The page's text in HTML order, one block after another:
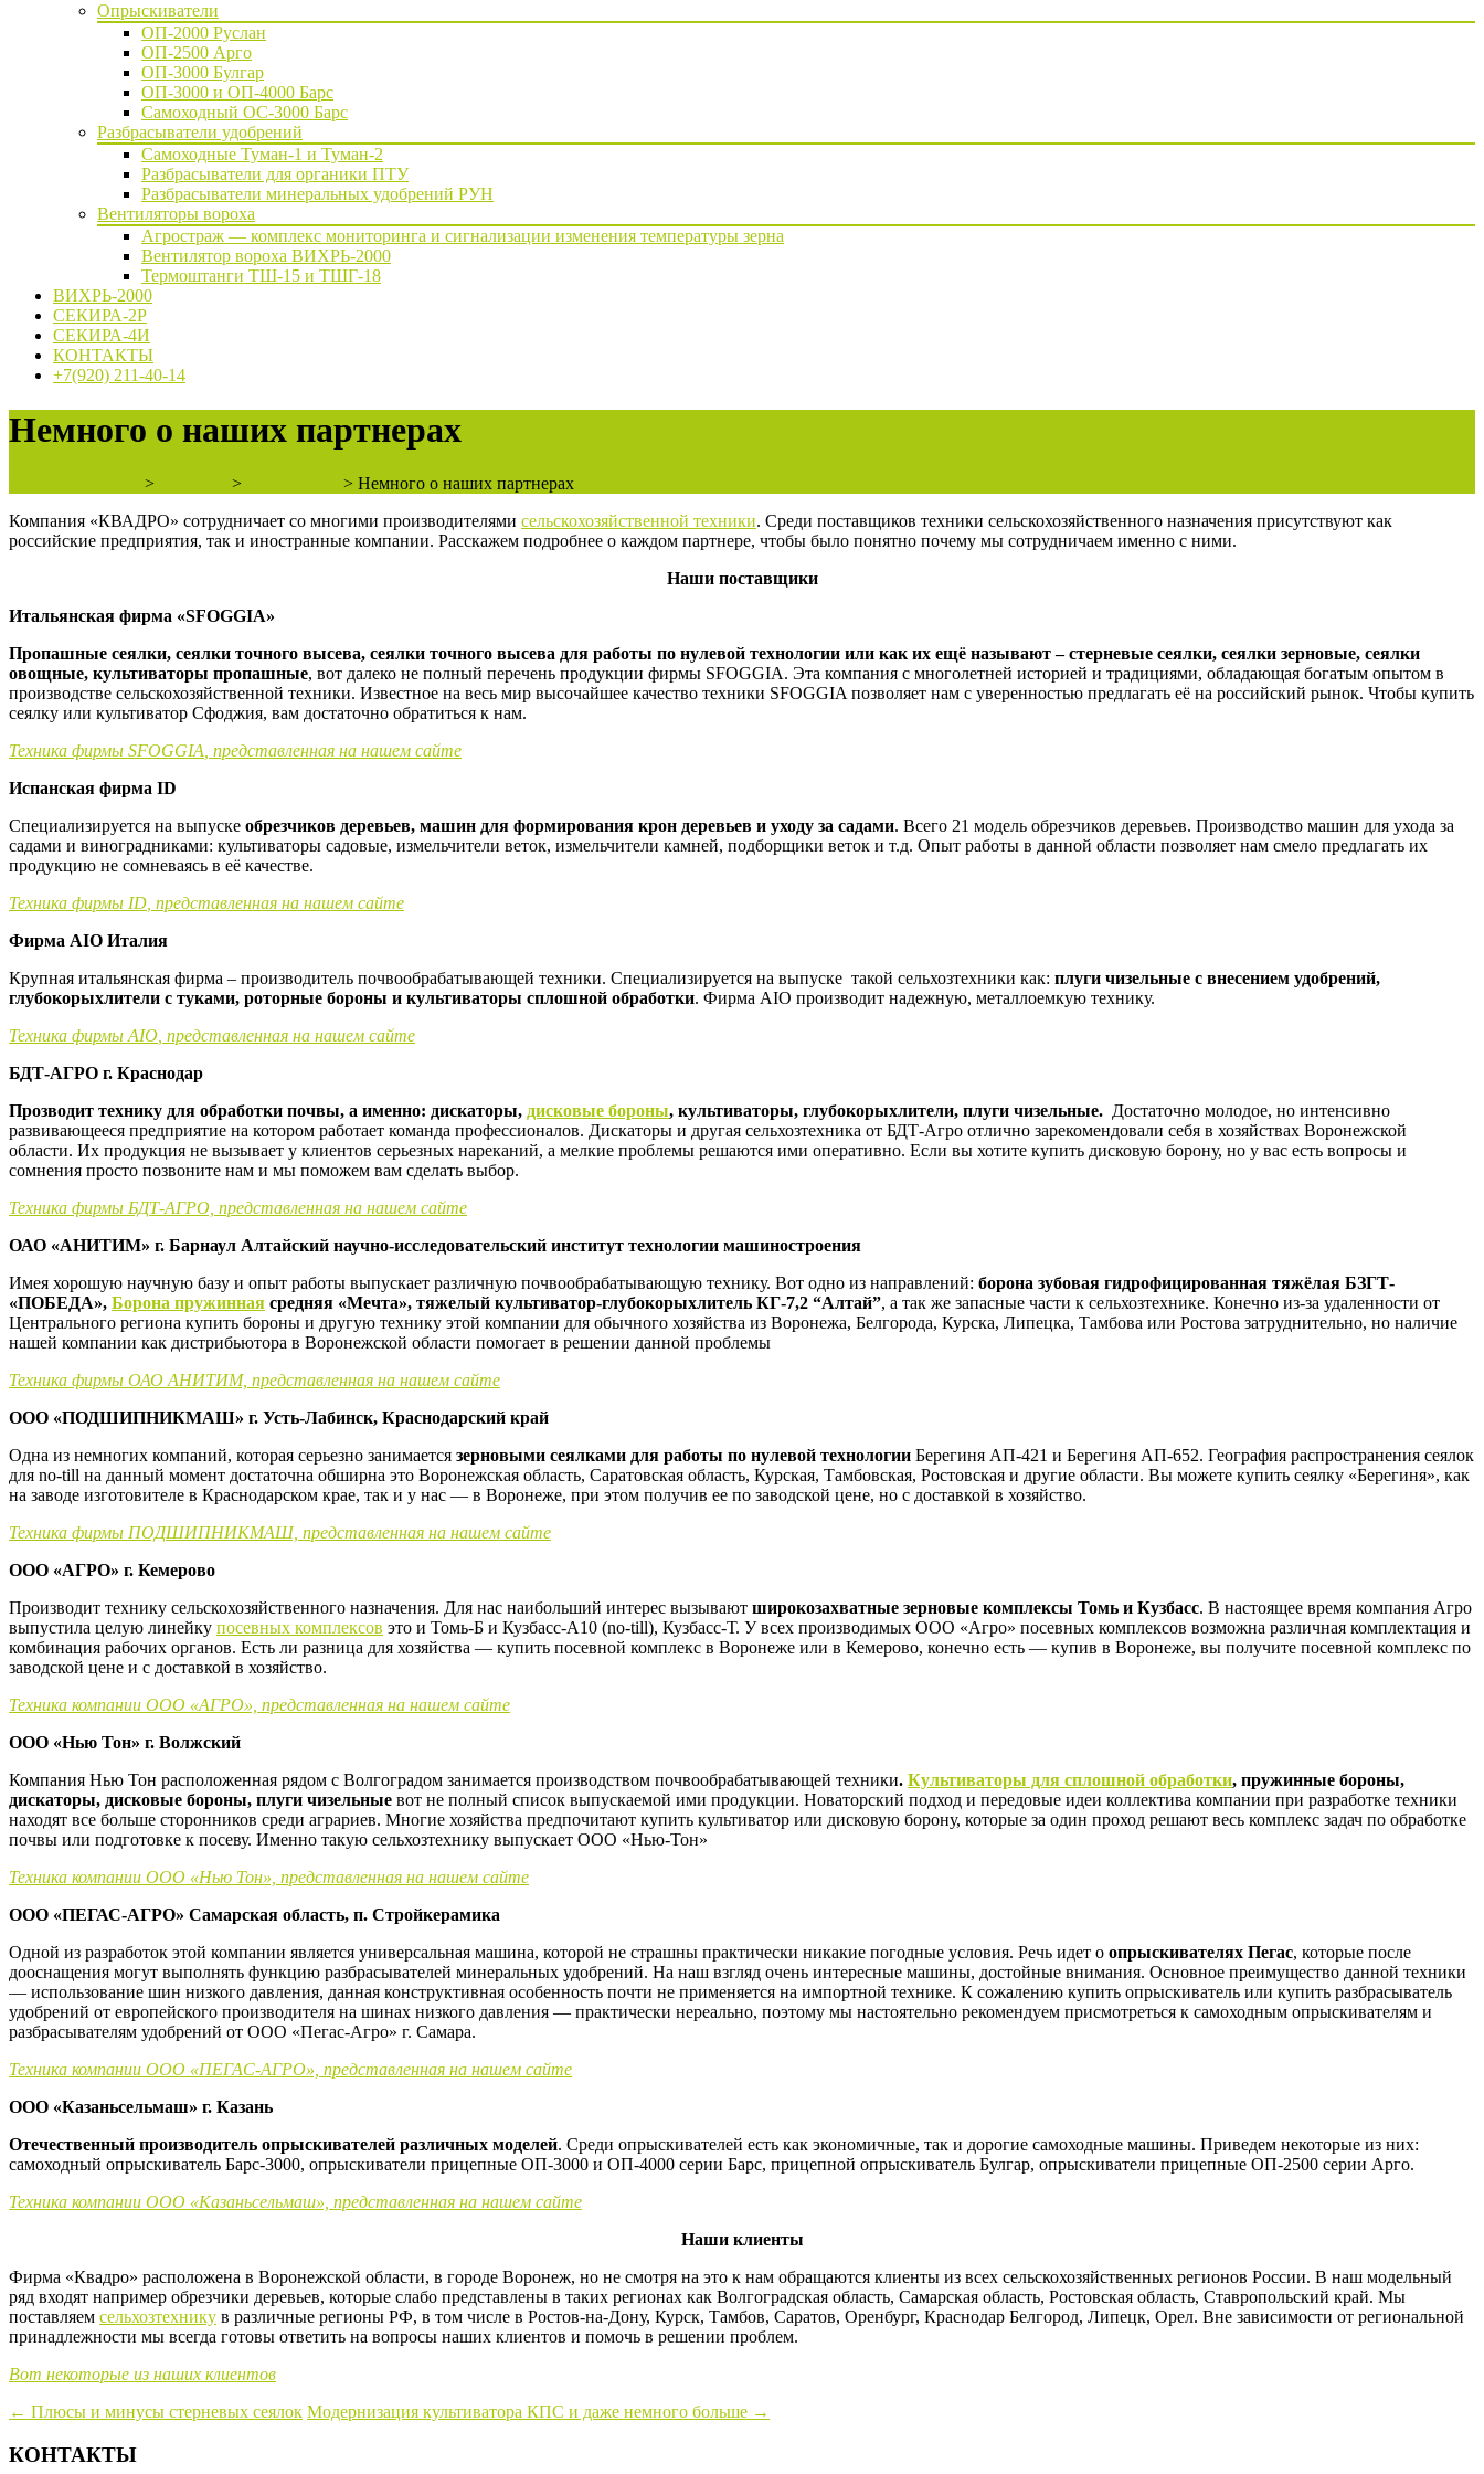
Опрыскиватели
ОП-2000 Руслан
ОП-2500 Арго
ОП-3000 Булгар
ОП-3000 и ОП-4000 Барс
Самоходный ОС-3000 Барс
Разбрасыватели удобрений
Самоходные Туман-1 и Туман-2
Разбрасыватели для органики ПТУ
Разбрасыватели минеральных удобрений РУН
Вентиляторы вороха
Агростраж — комплекс мониторинга и сигнализации изменения температуры зерна
Вентилятор вороха ВИХРЬ-2000
Термоштанги ТШ-15 и ТШГ-18
ВИХРЬ-2000
СЕКИРА-2Р
СЕКИРА-4И
КОНТАКТЫ
+7(920) 211-40-14
Немного о наших партнерах
> > > Немного о наших партнерах
Компания «КВАДРО» сотрудничает со многими производителями сельскохозяйственной техники. Среди поставщиков техники сельскохозяйственного назначения присутствуют как
российские предприятия, так и иностранные компании. Расскажем подробнее о каждом партнере, чтобы было понятно почему мы сотрудничаем именно с ними.
Наши поставщики
Итальянская фирма «SFOGGIA»
Пропашные сеялки, сеялки точного высева, сеялки точного высева для работы по нулевой технологии или как их ещё называют – стерневые сеялки, сеялки зерновые, сеялки
овощные, культиваторы пропашные, вот далеко не полный перечень продукции фирмы SFOGGIA. Эта компания с многолетней историей и традициями, обладающая богатым опытом в
производстве сельскохозяйственной техники. Известное на весь мир высочайшее качество техники SFOGGIA позволяет нам с уверенностью предлагать её на российский рынок. Чтобы купить
сеялку или культиватор Сфоджия, вам достаточно обратиться к нам.
Техника фирмы SFOGGIA , представленная на нашем сайте
Испанская фирма ID
Специализируется на выпуске обрезчиков деревьев, машин для формирования крон деревьев и уходу за садами. Всего 21 модель обрезчиков деревьев. Производство машин для ухода за
садами и виноградниками: культиваторы садовые, измельчители веток, измельчители камней, подборщики веток и т.д. Опыт работы в данной области позволяет нам смело предлагать их
продукцию не сомневаясь в её качестве.
Техника фирмы ID , представленная на нашем сайте
Фирма AIO Италия
Крупная итальянская фирма – производитель почвообрабатывающей техники. Специализируется на выпуске такой сельхозтехники как: плуги чизельные с внесением удобрений,
глубокорыхлители с туками, роторные бороны и культиваторы сплошной обработки. Фирма AIO производит надежную, металлоемкую технику.
Техника фирмы AIO , представленная на нашем сайте
БДТ-АГРО г. Краснодар
Прозводит технику для обработки почвы, а именно: дискаторы, дисковые бороны, культиваторы, глубокорыхлители, плуги чизельные. Достаточно молодое, но интенсивно
развивающееся предприятие на котором работает команда профессионалов. Дискаторы и другая сельхозтехника от БДТ-Агро отлично зарекомендовали себя в хозяйствах Воронежской
области. Их продукция не вызывает у клиентов серьезных нареканий, а мелкие проблемы решаются ими оперативно. Если вы хотите купить дисковую борону, но у вас есть вопросы и
сомнения просто позвоните нам и мы поможем вам сделать выбор.
Техника фирмы БДТ-АГРО, представленная на нашем сайте
ОАО «АНИТИМ» г. Барнаул Алтайский научно-исследовательский институт технологии машиностроения
Имея хорошую научную базу и опыт работы выпускает различную почвообрабатывающую технику. Вот одно из направлений: борона зубовая гидрофицированная тяжёлая БЗГТ-
«ПОБЕДА», Борона пружинная средняя «Мечта», тяжелый культиватор-глубокорыхлитель КГ-7,2 “Алтай”, а так же запасные части к сельхозтехнике. Конечно из-за удаленности от
Центрального региона купить бороны и другую технику этой компании для обычного хозяйства из Воронежа, Белгорода, Курска, Липецка, Тамбова или Ростова затруднительно, но наличие
нашей компании как дистрибьютора в Воронежской области помогает в решении данной проблемы
Техника фирмы ОАО АНИТИМ, представленная на нашем сайте
ООО «ПОДШИПНИКМАШ» г. Усть-Лабинск, Краснодарский край
Одна из немногих компаний, которая серьезно занимается зерновыми сеялками для работы по нулевой технологии Берегиня АП-421 и Берегиня АП-652. География распространения сеялок
для no-till на данный момент достаточна обширна это Воронежская область, Саратовская область, Курская, Тамбовская, Ростовская и другие области. Вы можете купить сеялку «Берегиня», как
на заводе изготовителе в Краснодарском крае, так и у нас — в Воронеже, при этом получив ее по заводской цене, но с доставкой в хозяйство.
Техника фирмы ПОДШИПНИКМАШ, представленная на нашем сайте
ООО «АГРО» г. Кемерово
Производит технику сельскохозяйственного назначения. Для нас наибольший интерес вызывают широкозахватные зерновые комплексы Томь и Кузбасс. В настоящее время компания Агро
выпустила целую линейку посевных комплексов это и Томь-Б и Кузбасс-А10 (no-till), Кузбасс-Т. У всех производимых ООО «Агро» посевных комплексов возможна различная комплектация и
комбинация рабочих органов. Есть ли разница для хозяйства — купить посевной комплекс в Воронеже или в Кемерово, конечно есть — купив в Воронеже, вы получите посевной комплекс по
заводской цене и с доставкой в хозяйство.
Техника компании ООО «АГРО», представленная на нашем сайте
ООО «Нью Тон» г. Волжский
Компания Нью Тон расположенная рядом с Волгоградом занимается производством почвообрабатывающей техники. Культиваторы для сплошной обработки, пружинные бороны,
дискаторы, дисковые бороны, плуги чизельные вот не полный список выпускаемой ими продукции. Новаторский подход и передовые идеи коллектива компании при разработке техники
находят все больше сторонников среди аграриев. Многие хозяйства предпочитают купить культиватор или дисковую борону, которые за один проход решают весь комплекс задач по обработке
почвы или подготовке к посеву. Именно такую сельхозтехнику выпускает ООО «Нью-Тон»
Техника компании ООО «Нью Тон», представленная на нашем сайте
ООО «ПЕГАС-АГРО» Самарская область, п. Стройкерамика
Одной из разработок этой компании является универсальная машина, которой не страшны практически никакие погодные условия. Речь идет о опрыскивателях Пегас, которые после
дооснащения могут выполнять функцию разбрасывателей минеральных удобрений. На наш взгляд очень интересные машины, достойные внимания. Основное преимущество данной техники
— использование шин низкого давления, данная конструктивная особенность почти не применяется на импортной технике. К сожалению купить опрыскиватель или купить разбрасыватель
удобрений от европейского производителя на шинах низкого давления — практически нереально, поэтому мы настоятельно рекомендуем присмотреться к самоходным опрыскивателям и
разбрасывателям удобрений от ООО «Пегас-Агро» г. Самара.
Техника компании ООО «ПЕГАС-АГРО», представленная на нашем сайте
ООО «Казаньсельмаш» г. Казань
Отечественный производитель опрыскивателей различных моделей. Среди опрыскивателей есть как экономичные, так и дорогие самоходные машины. Приведем некоторые из них:
самоходный опрыскиватель Барс-3000, опрыскиватели прицепные ОП-3000 и ОП-4000 серии Барс, прицепной опрыскиватель Булгар, опрыскиватели прицепные ОП-2500 серии Арго.
Техника компании ООО «Казаньсельмаш», представленная на нашем сайте
Наши клиенты
Фирма «Квадро» расположена в Воронежской области, в городе Воронеж, но не смотря на это к нам обращаются клиенты из всех сельскохозяйственных регионов России. В наш модельный
ряд входят например обрезчики деревьев, которые слабо представлены в таких регионах как Волгоградская область, Самарская область, Ростовская область, Ставропольский край. Мы
поставляем сельхозтехнику в различные регионы РФ, в том числе в Ростов-на-Дону, Курск, Тамбов, Саратов, Оренбург, Краснодар Белгород, Липецк, Орел. Вне зависимости от региональной
принадлежности мы всегда готовы ответить на вопросы наших клиентов и помочь в решении проблем.
Вот некоторые из наших клиентов
Навигация
по
← Плюсы и минусы стерневых сеялок Модернизация культиватора КПС и даже немного больше →
КОНТАКТЫ